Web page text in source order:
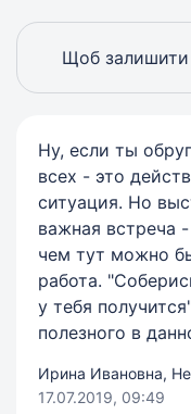
Щоб залишити
Ну, если ты
всех - это
ситуация. Но
важная встреча
чем тут можно
работа.
у тебя
полезного в
Ирина Ивановна,
17.07.2019, 09:49